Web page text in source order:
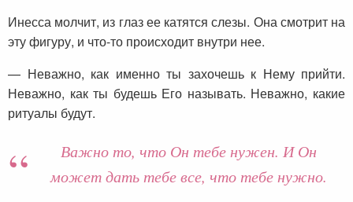
Инесса молчит, из глаз ее катятся слезы. Она смотрит на
эту фигуру, и что-то происходит внутри нее.
— Неважно, как именно ты захочешь к Нему прийти.
Неважно, как ты будешь Его называть. Неважно, какие
ритуалы будут.
Важно то, что Он тебе нужен. И Он
может дать тебе все, что тебе нужно.